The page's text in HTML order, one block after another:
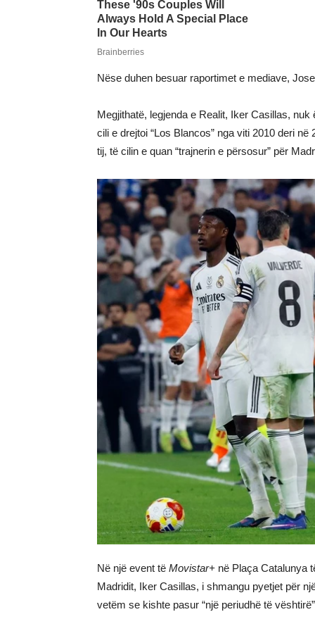
Nëse duhen besuar raportimet e mediave,
Megjithatë, legjenda e Realit, Iker Casillas,
cili e drejtoi “Los Blancos” nga viti 2010 deri
tij, të cilin e quan “trajnerin e përsosur” për
Në një event të Movistar+ në Plaça Catalunya
Madridit, Iker Casillas, i shmangu pyetjet për
vetëm se kishte pasur “një periudhë të